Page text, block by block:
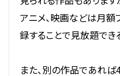
アニメ、映画などは月
録することで見放題でき
また、別の作品であれ